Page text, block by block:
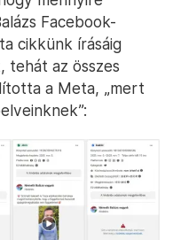
Facebook-
cikkünk írásáig
tehát az összes
a Meta, „mert